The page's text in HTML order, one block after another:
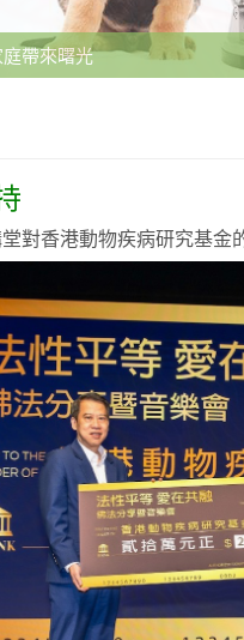
帶來曙光
對香港動物疾病研究基金